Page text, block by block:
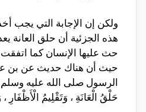
ولكن إن الإجابة التي يجب
هذه الجزئية أن حلق العانة
حث عليها الإنسان كما اتفقت
حيث أن هناك حديث عن بن
الرسول صلى الله عليه
حَلْقُ الْعَانَةِ ، وَتَقْلِيمُ